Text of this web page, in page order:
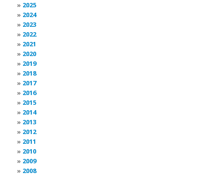
2025
2024
2023
2022
2021
2020
2019
2018
2017
2016
2015
2014
2013
2012
2011
2010
2009
2008